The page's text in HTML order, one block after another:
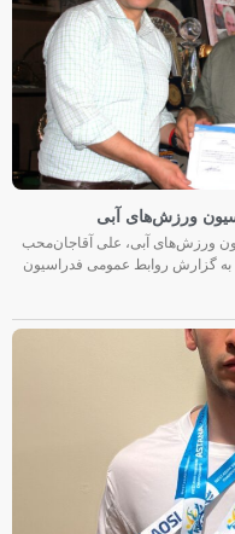
ورزش‌های آبی
آبی، علی آقاجان‌محب
گزارش روابط عمومی فدراسیون